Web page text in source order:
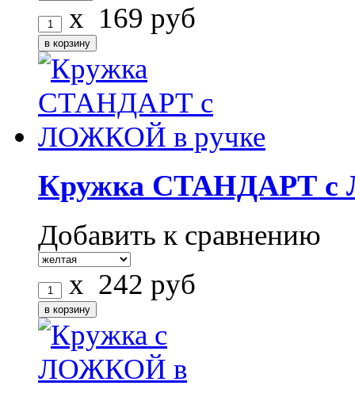
x 169 руб
Кружка СТАНДАРТ
Добавить к сравнению
x 242 руб